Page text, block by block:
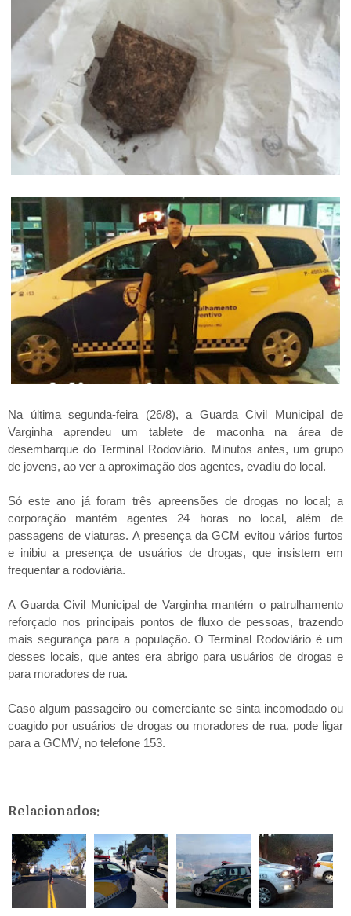
Na última segunda-feira (26/8), a Guarda Civil Municipal de
Varginha aprendeu um tablete de maconha na área de
desembarque do Terminal Rodoviário. Minutos antes, um grupo
de jovens, ao ver a aproximação dos agentes, evadiu do local.
Só este ano já foram três apreensões de drogas no local; a
corporação mantém agentes 24 horas no local, além de
passagens de viaturas. A presença da GCM evitou vários furtos
e inibiu a presença de usuários de drogas, que insistem em
frequentar a rodoviária.
A Guarda Civil Municipal de Varginha mantém o patrulhamento
reforçado nos principais pontos de fluxo de pessoas, trazendo
mais segurança para a população. O Terminal Rodoviário é um
desses locais, que antes era abrigo para usuários de drogas e
para moradores de rua.
Caso algum passageiro ou comerciante se sinta incomodado ou
coagido por usuários de drogas ou moradores de rua, pode ligar
para a GCMV, no telefone 153.
Relacionados: